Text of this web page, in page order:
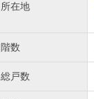
所在地
階数
総戸数